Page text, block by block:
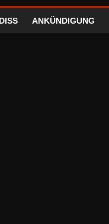
DISS ANKÜNDIGUNG